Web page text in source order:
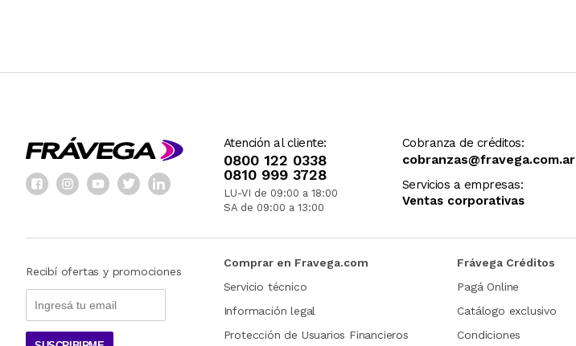
Atención al cliente:
0800 122 0338
0810 999 3728
LU-VI de 09:00 a 18:00
SA de 09:00 a 13:00
Cobranza de créditos:
cobranzas@fravega.com.ar
Servicios a empresas:
Ventas corporativas
Recibí ofertas y promociones
Comprar en Fravega.com
Servicio técnico
Información legal
Protección de Usuarios Financieros
Frávega Créditos
Pagá Online
Catálogo exclusivo
Condiciones